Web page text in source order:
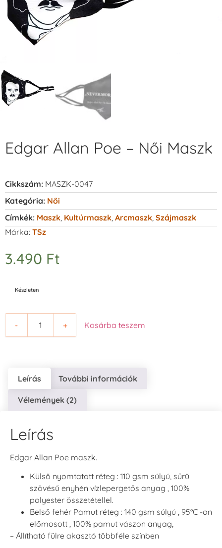
Edgar Allan Poe – Női Maszk
Cikkszám: MASZK-0047
Kategória: Női
Címkék: Maszk, Kultúrmaszk, Arcmaszk, Szájmaszk
Márka: TSz
3.490 Ft
Készleten
- + Kosárba teszem
Leírás További információk
Vélemények (2)
Leírás
Edgar Allan Poe maszk.
Külső nyomtatott réteg : 110 gsm súlyú, sűrű
szövésű enyhén vízlepergetős anyag , 100%
polyester összetétellel.
Belső fehér Pamut réteg : 140 gsm súlyú , 95°C -on
előmosott , 100% pamut vászon anyag,
– Állítható fülre akasztó többféle színben